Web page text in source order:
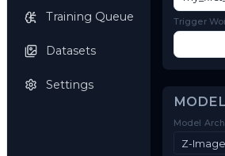
New Job
Training Queue
JOB